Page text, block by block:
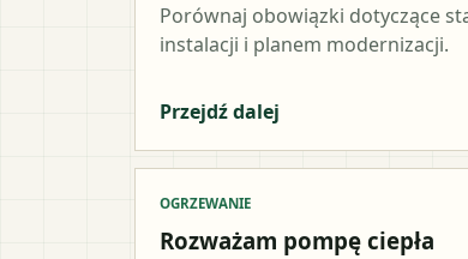
Porównaj obowiązki dotyczące
instalacji i planem modernizacji.
Przejdź dalej
OGRZEWANIE
Rozważam pompę ciepła